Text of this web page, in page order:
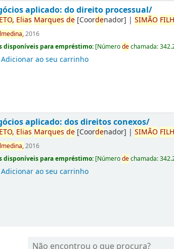
aplicado: do direito processual/
Elias Marques de [Coordenador] |SIMÃO
2016
disponíveis para empréstimo: [Númerodechamada:
Adicionar ao seu carrinho
aplicado: dos direitos conexos/
Elias Marques de [Coordenador] |SIMÃO
2016
disponíveis para empréstimo: [Númerodechamada:
Adicionar ao seu carrinho